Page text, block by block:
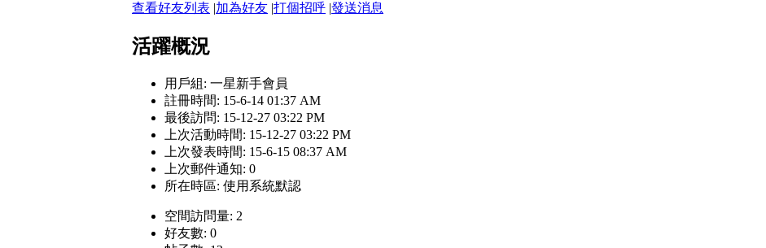
查看好友列表 |加為好友 |打個招呼 |發送消息
活躍概況
用戶組: 一星新手會員
註冊時間: 15-6-14 01:37 AM
最後訪問: 15-12-27 03:22 PM
上次活動時間: 15-12-27 03:22 PM
上次發表時間: 15-6-15 08:37 AM
上次郵件通知: 0
所在時區: 使用系統默認
空間訪問量: 2
好友數: 0